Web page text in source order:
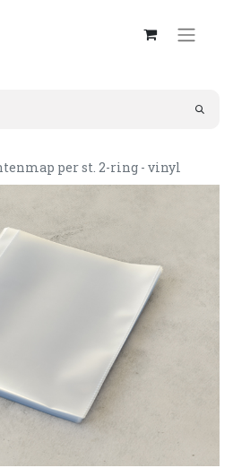
per st. 2-ring - vinyl